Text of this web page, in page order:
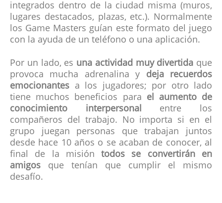
integrados dentro de la ciudad misma (muros,
lugares destacados, plazas, etc.). Normalmente
los Game Masters guían este formato del juego
con la ayuda de un teléfono o una aplicación.
Por un lado, es una actividad muy divertida que
provoca mucha adrenalina y deja recuerdos
emocionantes a los jugadores; por otro lado
tiene muchos beneficios para el aumento de
conocimiento interpersonal
entre los
compañeros del trabajo. No importa si en el
grupo juegan personas que trabajan juntos
desde hace 10 años o se acaban de conocer, al
final de la misióntodos se convertirán en
amigos que tenían que cumplir el mismo
desafío.